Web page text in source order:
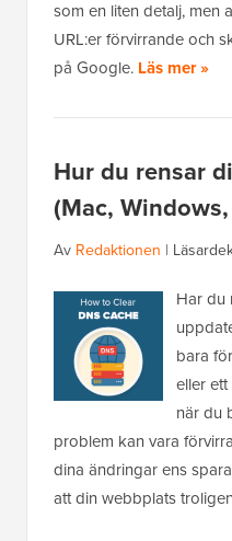
som en liten detalj, men
URL:er förvirrande och
på Google. Läs mer »
Hur du rensar
(Mac,
Av Redaktionen |
Har du
bara
eller
när du
problem kan vara
dina ändringar ens
att din webbplats